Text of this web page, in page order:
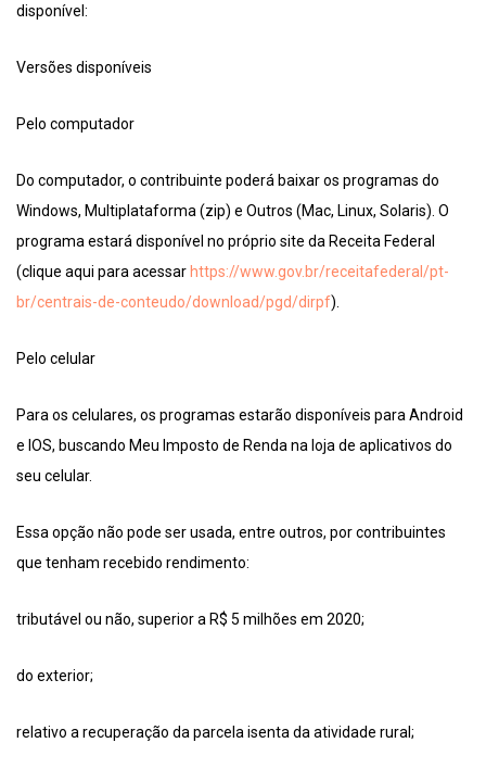
disponível:
Versões disponíveis
Pelo computador
Do computador, o contribuinte poderá baixar os programas do
Windows, Multiplataforma (zip) e Outros (Mac, Linux, Solaris). O
programa estará disponível no próprio site da Receita Federal
(clique aqui para acessar https://www.gov.br/receitafederal/pt-
br/centrais-de-conteudo/download/pgd/dirpf).
Pelo celular
Para os celulares, os programas estarão disponíveis para Android
e IOS, buscando Meu Imposto de Renda na loja de aplicativos do
seu celular.
Essa opção não pode ser usada, entre outros, por contribuintes
que tenham recebido rendimento:
tributável ou não, superior a R$ 5 milhões em 2020;
do exterior;
relativo a recuperação da parcela isenta da atividade rural;